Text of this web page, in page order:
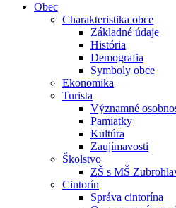
Obec
Charakteristika obce
Základné údaje
História
Demografia
Symboly obce
Ekonomika
Turista
Významné
Pamiatky
Kultúra
Zaujímavosti
Školstvo
ZŠ s MŠ
Cintorín
Správa cintorína